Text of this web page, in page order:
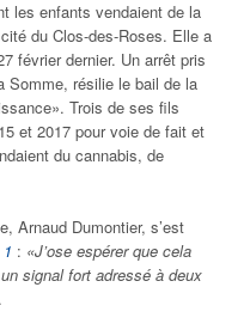
les enfants vendaient de la
du Clos-des-Roses. Elle a
février dernier. Un arrêt pris
Somme, résilie le bail de la
Trois de ses fils
et 2017 pour voie de fait et
du cannabis, de
Arnaud Dumontier, s’est
: «J’ose espérer que cela
signal fort adressé à deux
.